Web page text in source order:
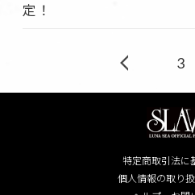
定！
3
特定商取引法に
個人情報の取り